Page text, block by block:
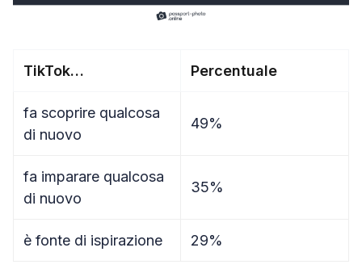
TikTok… Percentuale
fa scoprire qualcosa
di nuovo
49%
fa imparare qualcosa
di nuovo
35%
è fonte di ispirazione 29%